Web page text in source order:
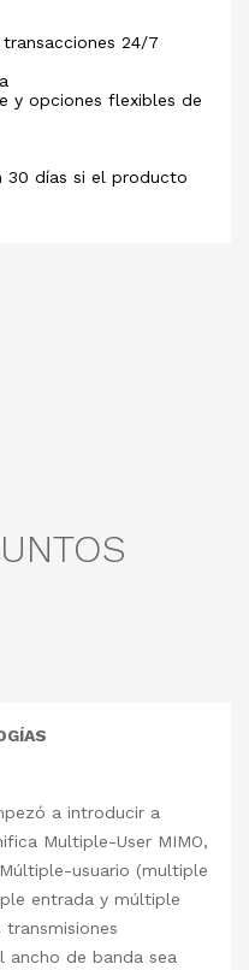
24/7
y opciones flexibles de
30 días si el producto
a introducir a
Multiple-User MIMO,
usuario (multiple
entrada y múltiple
ancho de banda sea